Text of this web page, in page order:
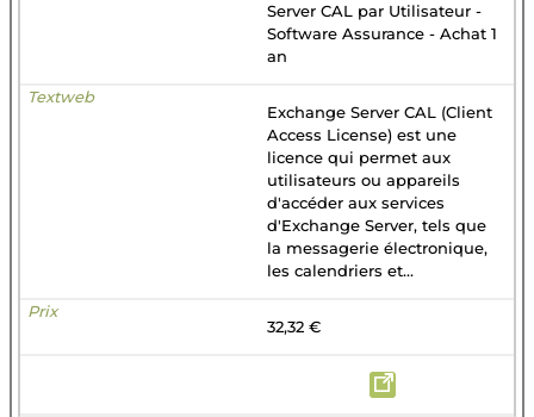
Server CAL par Utilisateur -
Software Assurance - Achat 1
an
Exchange Server CAL (Client
Access License) est une
licence qui permet aux
utilisateurs ou appareils
d'accéder aux services
d'Exchange Server, tels que
la messagerie électronique,
les calendriers et...
32,32 €